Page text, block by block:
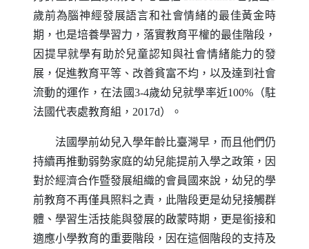
歲前為腦神經發展語言和社會情緒的最佳黃金時
期，也是培養學習力，落實教育平權的最佳階段，
因提早就學有助於兒童認知與社會情緒能力的發
展，促進教育平等、改善貧富不均，以及達到社會
流動的運作，在法國3-4歲幼兒就學率近100%（駐
法國代表處教育組，2017d）。
法國學前幼兒入學年齡比臺灣早，而且他們仍
持續再推動弱勢家庭的幼兒能提前入學之政策，因
對於經濟合作暨發展組織的會員國來說，幼兒的學
前教育不再僅具照料之責，此階段更是幼兒接觸群
體、學習生活技能與發展的啟蒙時期，更是銜接和
適應小學教育的重要階段，因在這個階段的支持及